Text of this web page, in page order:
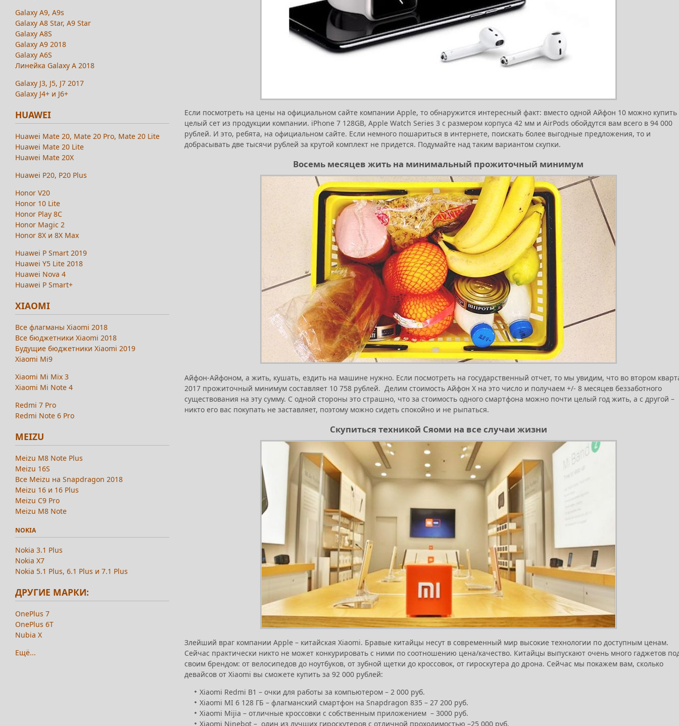
Если посмотреть на цены на официальном сайте компании Apple, то обнаружится интересный факт: вместо одной Айфон 10 можно купить
целый сет из продукции компании. iPhone 7 128GB, Apple Watch Series 3 с размером корпуса 42 мм и AirPods обойдутся вам всего в 94 000
рублей. И это, ребята, на официальном сайте. Если немного пошариться в интернете, поискать более выгодные предложения, то и
добрасывать две тысячи рублей за крутой комплект не придется. Подумайте над таким вариантом скупки.
Восемь месяцев жить на минимальный прожиточный минимум
Айфон-Айфоном, а жить, кушать, ездить на машине нужно. Если посмотреть на государственный отчет, то мы увидим, что во втором
2017 прожиточный минимум составляет 10 758 рублей. Делим стоимость Айфон Х на это число и получаем +/- 8 месяцев беззаботного
существования на эту сумму. С одной стороны это страшно, что за стоимость одного смартфона можно почти целый год жить, а с другой –
никто его вас покупать не заставляет, поэтому можно сидеть спокойно и не рыпаться.
Скупиться техникой Сяоми на все случаи жизни
Злейший враг компании Apple – китайская Xiaomi. Бравые китайцы несут в современный мир высокие технологии по доступным ценам.
Сейчас практически никто не может конкурировать с ними по соотношению цена/качество. Китайцы выпускают очень много гаджетов
своим брендом: от велосипедов до ноутбуков, от зубной щетки до кроссовок, от гироскутера до дрона. Сейчас мы покажем вам, сколько
девайсов от Xiaomi вы сможете купить за 92 000 рублей:
Xiaomi Redmi B1 – очки для работы за компьютером – 2 000 руб.
Xiaomi MI 6 128 ГБ – флагманский смартфон на Snapdragon 835 – 27 200 руб.
Xiaomi Mijia – отличные кроссовки с собственным приложением – 3000 руб.
Xiaomi Ninebot – один из лучших гироскутеров с отличной проходимостью –25 000 руб.
Galaxy A9, A9s
Galaxy A8 Star, A9 Star
Galaxy A8S
Galaxy A9 2018
Galaxy A6S
Линейка Galaxy A 2018
Galaxy J3, J5, J7 2017
Galaxy J4+ и J6+
HUAWEI
Huawei Mate 20, Mate 20 Pro, Mate 20 Lite
Huawei Mate 20 Lite
Huawei Mate 20X
Huawei P20, P20 Plus
Honor V20
Honor 10 Lite
Honor Play 8C
Honor Magic 2
Honor 8X и 8X Max
Huawei P Smart 2019
Huawei Y5 Lite 2018
Huawei Nova 4
Huawei P Smart+
XIAOMI
Все флагманы Xiaomi 2018
Все бюджетники Xiaomi 2018
Будущие бюджетники Xiaomi 2019
Xiaomi Mi9
Xiaomi Mi Mix 3
Xiaomi Mi Note 4
Redmi 7 Pro
Redmi Note 6 Pro
MEIZU
Meizu M8 Note Plus
Meizu 16S
Все Meizu на Snapdragon 2018
Meizu 16 и 16 Plus
Meizu C9 Pro
Meizu M8 Note
NOKIA
Nokia 3.1 Plus
Nokia X7
Nokia 5.1 Plus, 6.1 Plus и 7.1 Plus
ДРУГИЕ МАРКИ:
OnePlus 7
OnePlus 6T
Nubia X
Ещё...